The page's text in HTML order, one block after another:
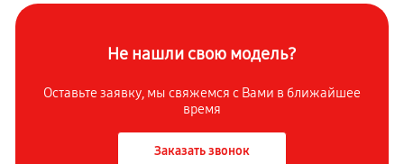
Не нашли свою модель?
Оставьте заявку, мы свяжемся с Вами в ближайшее
время
Заказать звонок